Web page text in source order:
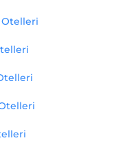
Otelleri